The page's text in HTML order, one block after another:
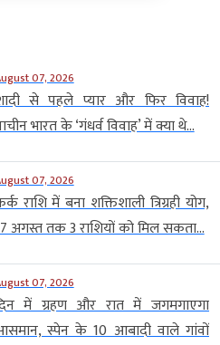
07, 2026
से पहले प्यार और फिर विवाह!
भारत के ‘गंधर्व विवाह’ में क्या थे...
07, 2026
राशि में बना शक्तिशाली त्रिग्रही योग,
अगस्त तक 3 राशियों को मिल सकता...
07, 2026
में ग्रहण और रात में जगमगाएगा
स्पेन के 10 आबादी वाले गांवों